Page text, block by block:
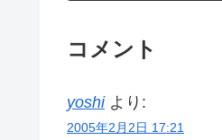
コメント
yoshi より:
2005年2月2日 17:21